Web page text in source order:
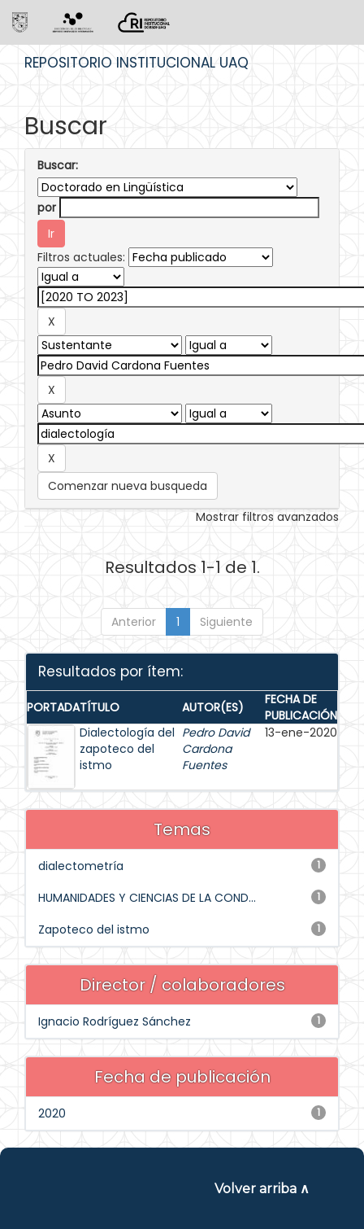
REPOSITORIO INSTITUCIONAL UAQ
Buscar
Buscar:
por
Filtros actuales:
Comenzar nueva busqueda
Mostrar filtros avanzados
Resultados 1-1 de 1.
Anterior 1 Siguiente
Resultados por ítem:
PORTADATÍTULO AUTOR(ES)
FECHA DE
PUBLICACIÓN
Dialectología del
zapoteco del
istmo
Pedro David
Cardona
Fuentes
13-ene-2020
Temas
1
dialectometría
1
HUMANIDADES Y CIENCIAS DE LA COND...
1
Zapoteco del istmo
Director / colaboradores
1
Ignacio Rodríguez Sánchez
Fecha de publicación
1
2020
Volver arriba ∧